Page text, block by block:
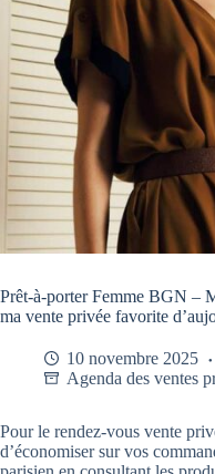
Prêt-à-porter Femme BGN –
ma vente privée favorite
10 novembre 2025
Agenda des ventes
Pour le rendez-vous vente
d’économiser sur vos